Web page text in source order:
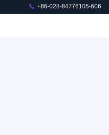
+86-028-84776105-606